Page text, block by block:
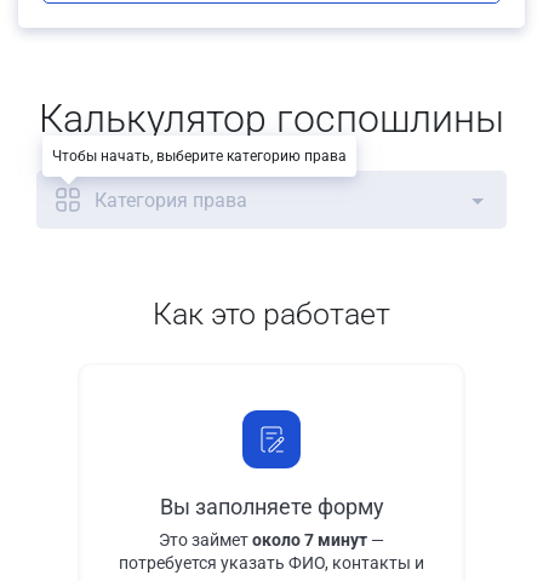
Калькулятор госпошлины
Категория права
Как это работает
Вы заполняете форму
Это займетоколо 7 минут —
потребуется указать ФИО, контакты и
Чтобы начать, выберите категорию права